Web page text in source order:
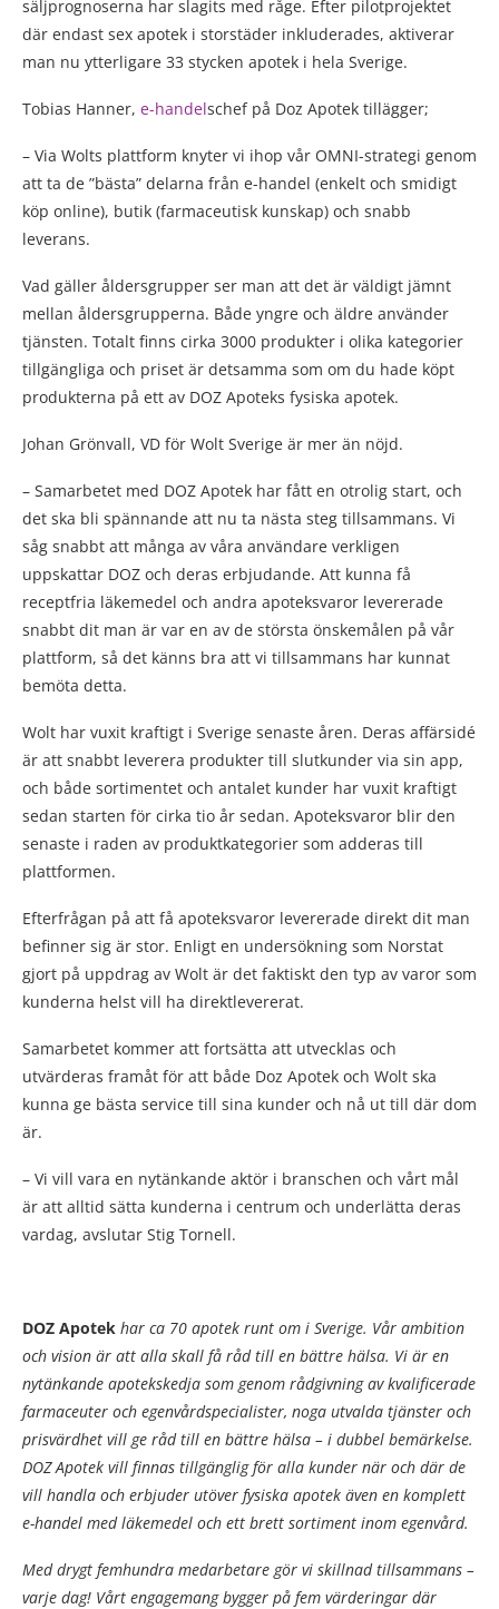
säljprognoserna har slagits med råge. Efter pilotprojektet
där endast sex apotek i storstäder inkluderades, aktiverar
man nu ytterligare 33 stycken apotek i hela Sverige.
Tobias Hanner, e-handelschef på Doz Apotek tillägger;
– Via Wolts plattform knyter vi ihop vår OMNI-strategi genom
att ta de ”bästa” delarna från e-handel (enkelt och smidigt
köp online), butik (farmaceutisk kunskap) och snabb
leverans.
Vad gäller åldersgrupper ser man att det är väldigt jämnt
mellan åldersgrupperna. Både yngre och äldre använder
tjänsten. Totalt finns cirka 3000 produkter i olika kategorier
tillgängliga och priset är detsamma som om du hade köpt
produkterna på ett av DOZ Apoteks fysiska apotek.
Johan Grönvall, VD för Wolt Sverige är mer än nöjd.
– Samarbetet med DOZ Apotek har fått en otrolig start, och
det ska bli spännande att nu ta nästa steg tillsammans. Vi
såg snabbt att många av våra användare verkligen
uppskattar DOZ och deras erbjudande. Att kunna få
receptfria läkemedel och andra apoteksvaror levererade
snabbt dit man är var en av de största önskemålen på vår
plattform, så det känns bra att vi tillsammans har kunnat
bemöta detta.
Wolt har vuxit kraftigt i Sverige senaste åren. Deras affärsidé
är att snabbt leverera produkter till slutkunder via sin app,
och både sortimentet och antalet kunder har vuxit kraftigt
sedan starten för cirka tio år sedan. Apoteksvaror blir den
senaste i raden av produktkategorier som adderas till
plattformen.
Efterfrågan på att få apoteksvaror levererade direkt dit man
befinner sig är stor. Enligt en undersökning som Norstat
gjort på uppdrag av Wolt är det faktiskt den typ av varor som
kunderna helst vill ha direktlevererat.
Samarbetet kommer att fortsätta att utvecklas och
utvärderas framåt för att både Doz Apotek och Wolt ska
kunna ge bästa service till sina kunder och nå ut till där dom
är.
– Vi vill vara en nytänkande aktör i branschen och vårt mål
är att alltid sätta kunderna i centrum och underlätta deras
vardag, avslutar Stig Tornell.
DOZ Apotek har ca 70 apotek runt om i Sverige. Vår ambition
och vision är att alla skall få råd till en bättre hälsa. Vi är en
nytänkande apotekskedja som genom rådgivning av kvalificerade
farmaceuter och egenvårdspecialister, noga utvalda tjänster och
prisvärdhet vill ge råd till en bättre hälsa – i dubbel bemärkelse.
DOZ Apotek vill finnas tillgänglig för alla kunder när och där de
vill handla och erbjuder utöver fysiska apotek även en komplett
e-handel med läkemedel och ett brett sortiment inom egenvård.
Med drygt femhundra medarbetare gör vi skillnad tillsammans –
varje dag! Vårt engagemang bygger på fem värderingar där